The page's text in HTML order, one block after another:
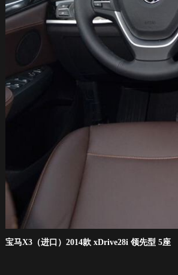
宝马X3（进口）2014款 xDrive28i 领先型 5座